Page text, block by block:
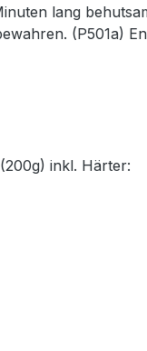
lang
(P501a)
inkl. Härter: